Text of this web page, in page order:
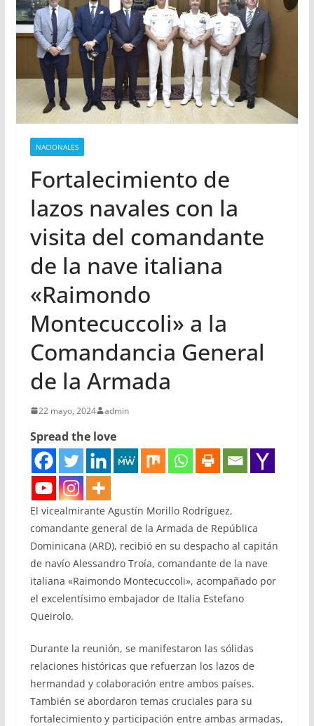
NACIONALES
Fortalecimiento de
lazos navales con la
visita del comandante
de la nave italiana
«Raimondo
Montecuccoli» a la
Comandancia General
de la Armada
22 mayo, 2024 admin
Spread the love
El vicealmirante Agustín Morillo Rodríguez,
comandante general de la Armada de República
Dominicana (ARD), recibió en su despacho al capitán
de navío Alessandro Troía, comandante de la nave
italiana «Raimondo Montecuccoli», acompañado por
el excelentísimo embajador de Italia Estefano
Queirolo.
Durante la reunión, se manifestaron las sólidas
relaciones históricas que refuerzan los lazos de
hermandad y colaboración entre ambos países.
También se abordaron temas cruciales para su
fortalecimiento y participación entre ambas armadas,